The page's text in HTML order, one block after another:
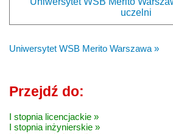
uczelni
Uniwersytet WSB Merito Warszawa »
Przejdź do:
I stopnia licencjackie »
I stopnia inżynierskie »